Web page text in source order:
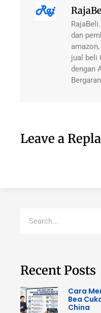
dan
jual beli
dengan
Leave a
Recent Posts
Cara
Bea
China